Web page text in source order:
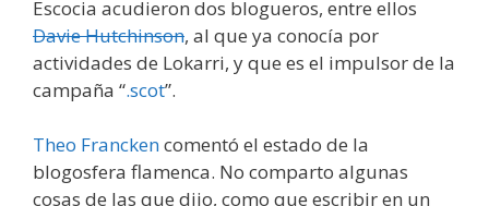
Escocia acudieron dos blogueros, entre ellos
Davie Hutchinson, al que ya conocía por
actividades de Lokarri, y que es el impulsor de la
campaña “.scot”.
Theo Franckencomentó el estado de la
blogosfera flamenca. No comparto algunas
cosas de las que dijo, como que escribir en un